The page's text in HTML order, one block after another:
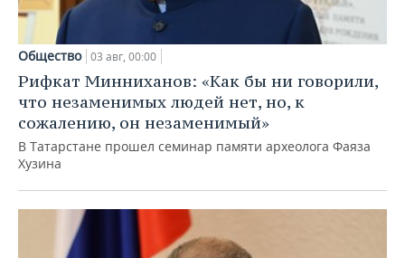
Общество 03 авг, 00:00
Рифкат Минниханов: «Как бы ни говорили,
что незаменимых людей нет, но, к
сожалению, он незаменимый»
В Татарстане прошел семинар памяти археолога Фаяза
Хузина